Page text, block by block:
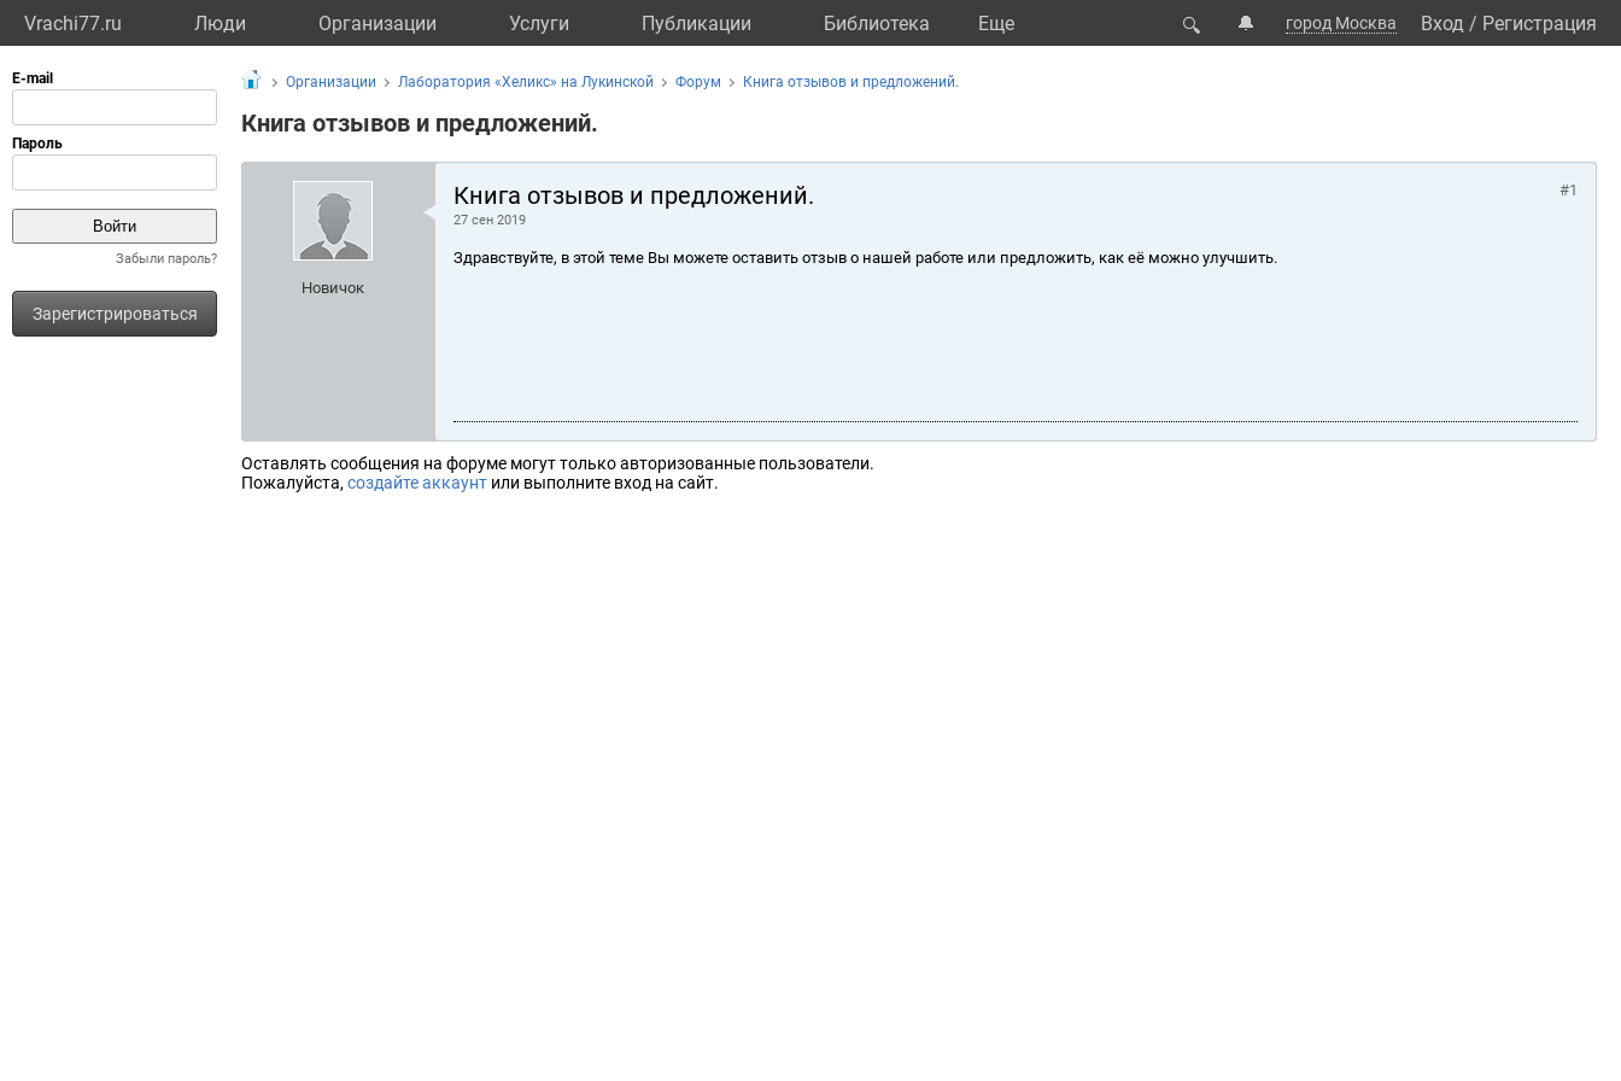
Vrachi77.ru Люди Организации Услуги Публикации Библиотека Eще 🔍 🔔 город Москва Вход / Регистрация
Забыли пароль?
Зарегистрироваться
Организации Лаборатория «Хеликс» на Лукинской Форум Книга отзывов и предложений.
Книга отзывов и предложений.
Новичок
Книга отзывов и предложений.
27 сен 2019
#1
Здравствуйте, в этой теме Вы можете оставить отзыв о нашей работе или предложить, как её можно улучшить.
Оставлять сообщения на форуме могут только авторизованные пользователи.
Пожалуйста, создайте аккаунт или выполните вход на сайт.